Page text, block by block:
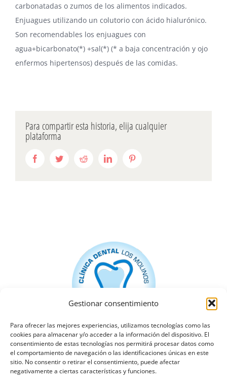
Gestionar consentimiento
Para ofrecer las mejores experiencias, utilizamos tecnologías como las
cookies para almacenar y/o acceder a la información del dispositivo. El
consentimiento de estas tecnologías nos permitirá procesar datos como
el comportamiento de navegación o las identificaciones únicas en este
sitio. No consentir o retirar el consentimiento, puede afectar
negativamente a ciertas características y funciones.
carbonatadas o zumos de los alimentos indicados.
Enjuagues utilizando un colutorio con ácido hialurónico.
Son recomendables los enjuagues con
agua+bicarbonato(*) +sal(*) (* a baja concentración y ojo
enfermos hipertensos) después de las comidas.
Para compartir esta historia, elija cualquier
plataforma
FacebookTwitterReddit LinkedIn